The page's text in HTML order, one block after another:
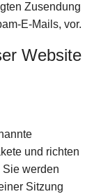
Zusendung
E-Mails, vor.
Website
und richten
Sie werden
Sitzung